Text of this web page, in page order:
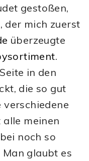
gestoßen,
der mich zuerst
überzeugte
.
in den
die so gut
verschiedene
meinen
noch so
glaubt es